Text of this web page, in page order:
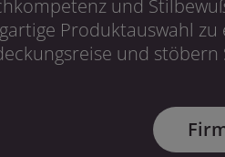
und
Produktauswahl
und